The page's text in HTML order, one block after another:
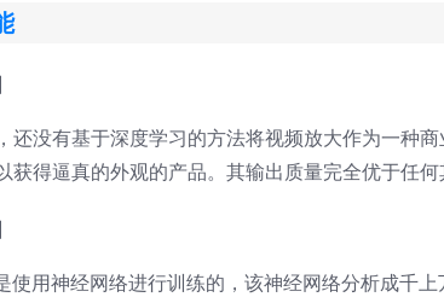
还没有基于深度学习的方法将视频放大作为一种
获得逼真的外观的产品。其输出质量完全优于任何
使用神经网络进行训练的，该神经网络分析成千